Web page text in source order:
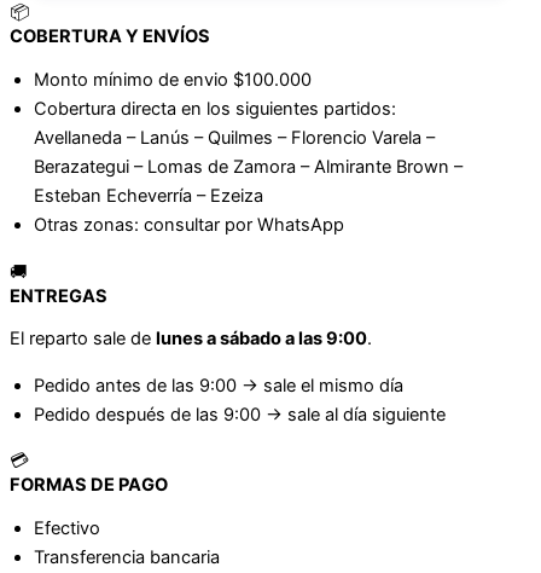
📦
COBERTURA Y ENVÍOS
Monto mínimo de envio $100.000
Cobertura directa en los siguientes partidos:
Avellaneda – Lanús – Quilmes – Florencio Varela –
Berazategui – Lomas de Zamora – Almirante Brown –
Esteban Echeverría – Ezeiza
Otras zonas: consultar por WhatsApp
🚚
ENTREGAS
El reparto sale de lunes a sábado a las 9:00.
Pedido antes de las 9:00 → sale el mismo día
Pedido después de las 9:00 → sale al día siguiente
💳
FORMAS DE PAGO
Efectivo
Transferencia bancaria